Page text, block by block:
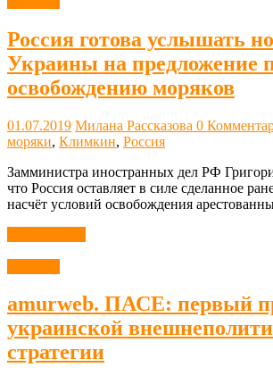
Россия готова услышать
Украины на предложение
освобождению моряков
01.07.2019 Милана Рассказова 0
моряки, Климкин, Россия
Замминистра иностранных дел РФ
что Россия оставляет в силе сделанное
насчёт условий освобождения
amurweb. ПАСЕ: первый
украинской
стратегии